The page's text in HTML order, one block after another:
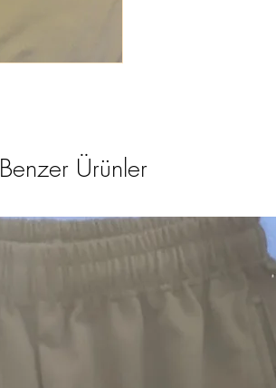
Benzer Ürünler